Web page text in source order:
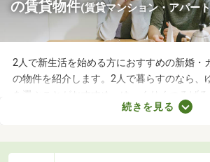
の賃貸物件(賃貸マンション・アパー
2人で新生活を始める方におすすめの新婚・
の物件を紹介します。2人で暮らすのなら、
を選ぶことがおすすめ。ゆっくりくつろげ
室や収納スペースを確保できる物件を選べ
てチェックしてみてくださいね。
続きを見る